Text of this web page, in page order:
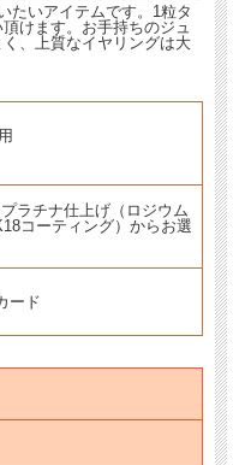
たいアイテムです。1粒タ
けます。お手持ちのジュ
、上質なイヤリングは大
ラチナ仕上げ（ロジウム
コーティング）からお選
ード